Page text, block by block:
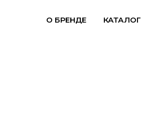
О БРЕНДЕ КАТАЛОГ